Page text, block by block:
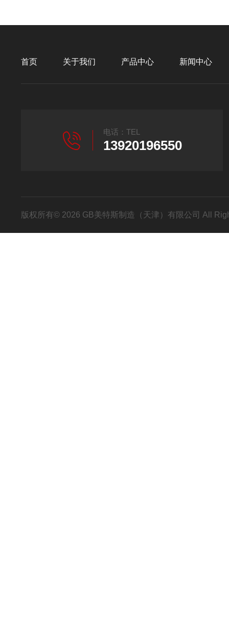
首页 关于我们 产品中心 新闻中心
电话：TEL
13920196550
版权所有© 2026 GB美特斯制造（天津）有限公司 All